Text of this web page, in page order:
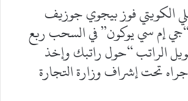
الكويتي فوز بيجوي جوزيف
إم سي يوكون” في السحب ربع
الراتب “حول راتبك وإخذ
تحت إشراف وزارة التجارة